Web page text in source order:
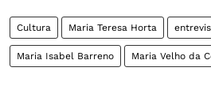
Cultura Maria Teresa Horta
Maria Isabel Barreno Maria Velho da